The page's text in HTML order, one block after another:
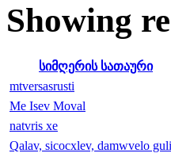
Showing
სიმღერის სათაური
mtversasrusti
Me Isev Moval
natvris xe
Qalav, sicocxlev, damwvelo